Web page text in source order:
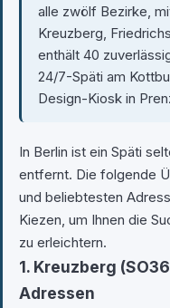
alle zwölf Bezirke,
Kreuzberg,
enthält 40
24/7-Späti am
Design-Kiosk in
In Berlin ist ein Späti
entfernt. Die folgende
und beliebtesten
Kiezen, um Ihnen die
zu erleichtern.
1. Kreuzberg
Adressen